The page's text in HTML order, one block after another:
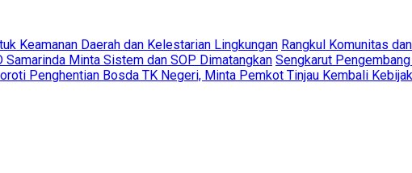
Keamanan Daerah dan Kelestarian Lingkungan Rangkul Komunitas
Samarinda Minta Sistem dan SOP Dimatangkan Sengkarut
Penghentian Bosda TK Negeri, Minta Pemkot Tinjau Kembali